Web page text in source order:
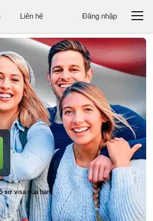
Liên hệ Đăng nhập
sơ visa của bạn